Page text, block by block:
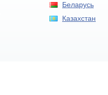
Беларусь
Казахстан